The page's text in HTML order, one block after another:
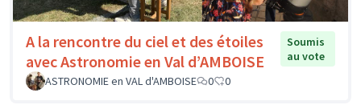
A la rencontre du ciel et des étoiles
avec Astronomie en Val d’AMBOISE
Soumis
au vote
ASTRONOMIE en VAL d'AMBOISE
0 0